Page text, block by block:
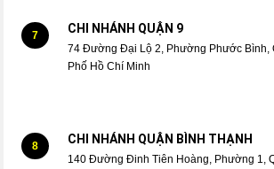
7 CHI NHÁNH QUẬN 9
74 Đường Đại Lộ 2, Phường Phước Bình,
Phố Hồ Chí Minh
8 CHI NHÁNH QUẬN BÌNH THẠNH
140 Đường Đinh Tiên Hoàng, Phường 1,